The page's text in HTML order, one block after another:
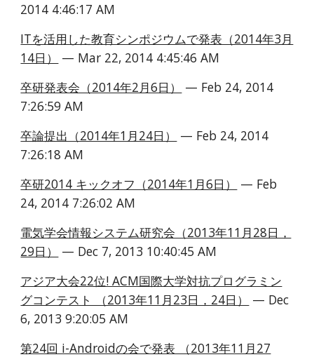
2014 4:46:17 AM
ITを活用した教育シンポジウムで発表（2014年3月
14日）
— Mar 22, 2014 4:45:46 AM
卒研発表会（2014年2月6日）
— Feb 24, 2014
7:26:59 AM
卒論提出（2014年1月24日）
— Feb 24, 2014
7:26:18 AM
卒研2014 キックオフ（2014年1月6日）
— Feb
24, 2014 7:26:02 AM
電気学会情報システム研究会（2013年11月28日，
29日）
— Dec 7, 2013 10:40:45 AM
アジア大会22位! ACM国際大学対抗プログラミン
グコンテスト （2013年11月23日，24日）
— Dec
6, 2013 9:20:05 AM
第24回 i-Androidの会で発表 （2013年11月27